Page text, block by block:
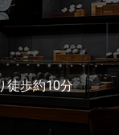
徒歩約10分